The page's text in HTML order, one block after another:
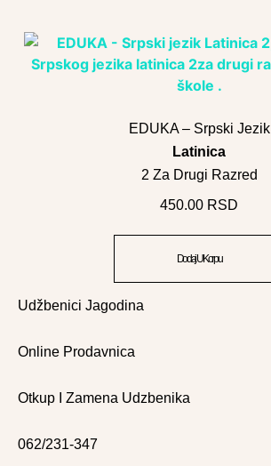
EDUKA – Srpski Jezik
Latinica
2 Za Drugi Razred
450.00 RSD
Dodaj U Korpu
Udžbenici Jagodina
Online Prodavnica
Otkup I Zamena Udzbenika
062/231-347